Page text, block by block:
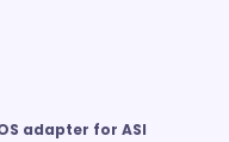
adapter for ASI